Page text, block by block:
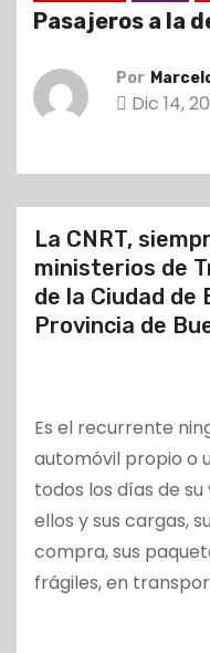
Pasajeros a la
Por
Dic 14,
La CNRT,
ministerios de
de la Ciudad de
Provincia de
Es el recurrente
automóvil propio o
todos los días de
ellos y sus cargas,
compra, sus
frágiles, en